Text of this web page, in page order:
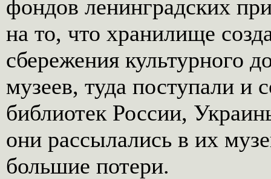
фондов ленинградских
на то, что хранилище
сбережения культурного
музеев, туда поступали и
библиотек России,
они рассылались в их
большие потери.